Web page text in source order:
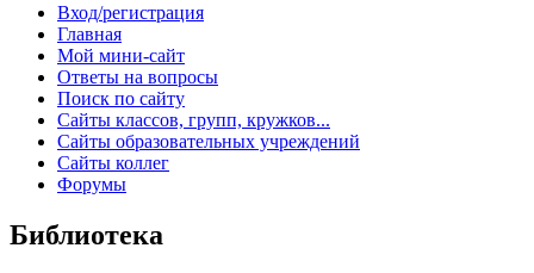
Вход/регистрация
Главная
Мой мини-сайт
Ответы на вопросы
Поиск по сайту
Сайты классов, групп, кружков...
Сайты образовательных учреждений
Сайты коллег
Форумы
Библиотека